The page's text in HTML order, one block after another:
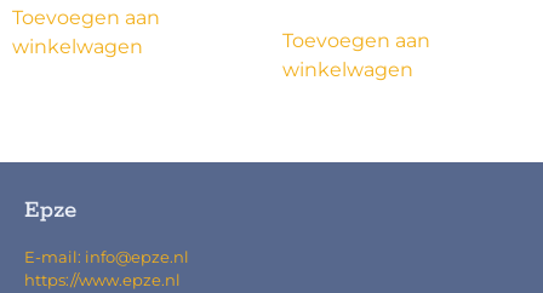
Toevoegen aan
winkelwagen
Toevoegen aan
winkelwagen
Epze
E-mail: info@epze.nl
https://www.epze.nl